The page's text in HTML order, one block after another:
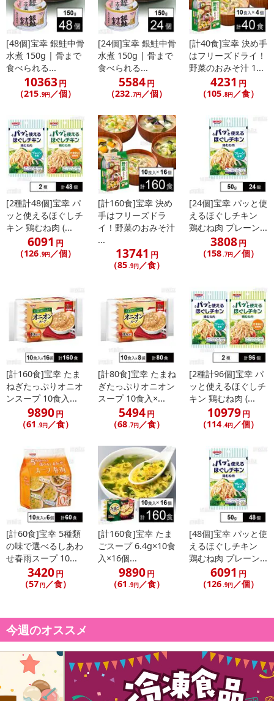
[48個]宝幸 銀鮭中骨
水煮 150g | 骨まで
食べられる...
10363円
（215.9円／個）
[24個]宝幸 銀鮭中骨
水煮 150g | 骨まで
食べられる...
5584円
（232.7円／個）
[計40食]宝幸 決め手
はフリーズドライ！
野菜のおみそ汁 1...
4231 円
（105.8円／食）
[2種計48個]宝幸 パ
ッと使えるほぐしチ
キン 鶏むね肉 (...
6091 円
（126 .9円／個）
[計160食]宝幸 決め
手はフリーズドラ
イ！野菜のおみそ汁
...
13741 円
（85 .9円 ／食）
[24個]宝幸 パッと使
えるほぐしチキン
鶏むね肉 プレーン...
3808円
（158 .7円 ／個）
[計160食]宝幸 たま
ねぎたっぷりオニオ
ンスープ 10食入...
9890円
（61 .9円／食）
[計80食]宝幸 たまね
ぎたっぷりオニオン
スープ 10食入×...
5494円
（68.7円／食）
[2種計96個]宝幸 パ
ッと使えるほぐしチ
キン 鶏むね肉 (...
10979円
（114.4円／個）
[計60食]宝幸 5種類
の味で選べるしあわ
せ春雨スープ 10...
3420円
（57 円／食）
[計160食]宝幸 たま
ごスープ 6.4g×10食
入×16個...
9890円
（61 .9円／食）
[48個]宝幸 パッと使
えるほぐしチキン
鶏むね肉 プレーン...
6091 円
（126.9円／個）
今週のオススメ